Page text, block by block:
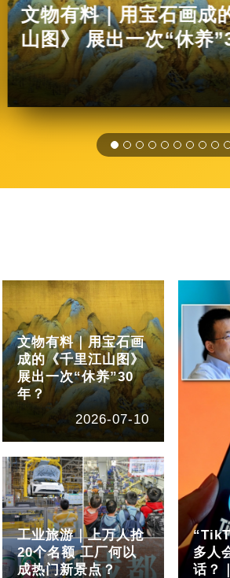
文物有料｜用宝石画成
山图》 展出一次“休养
文物有料｜用宝石画
成的《千里江山图》
展出一次“休养”30
年？
2026-07-10
工业旅游｜上万人抢
20个名额 工厂何以
成热门新景点？
多人
话？